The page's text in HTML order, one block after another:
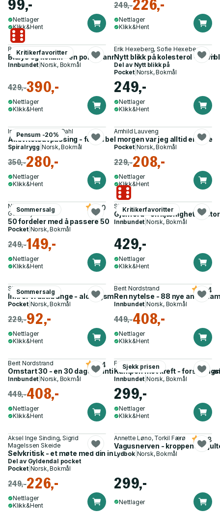
99,-
Nettlager
Klikk&Hent
249,-226,-
Nettlager
Klikk&Hent
Kritikerfavoritter
Ronny Rene Raveen
Blålys og kokain - en politimanns vei inn i rusen – og ut av den
Innbundet |Norsk, Bokmål
429,-390,-
Nettlager
Klikk&Hent
Erik Hexeberg, Sofie Hexeberg
Nytt blikk på kolesterol - er vi
Del av Nytt blikk på
Pocket| Norsk, Bokmål
249,-
Nettlager
Klikk&Hent
Pensum -20%
Ingebjørg Midsem Dahl
Aktivitetsavpassing - for en bedre hverdag med ME
Spiralrygg Norsk, Bokmål
350,-280,-
Nettlager
Klikk&Hent
Arnhild Lauveng
I morgen var jeg alltid en løve
Pocket| Norsk, Bokmål
229,-208,-
Nettlager
Klikk&Hent
Sommersalg
Niels Christian
Geelmuyden
50 fordeler med å passere 50
4.0
Pocket| Norsk, Bokmål
249,-149,-
Nettlager
Klikk&Hent
Kritikerfavoritter
Siri Hustvedt
Gjenferd - en
Innbundet |Norsk, Bokmål
429,-
Nettlager
Klikk&Hent
Sommersalg
Sissel Gran
Inni er vi alltid unge - aldringsmeditasjoner
Pocket| Norsk, Bokmål
229,-92,-
Nettlager
Klikk&Hent
Berit Nordstrand
Ren nytelse - 88 nye
4.4
Innbundet |Norsk, Bokmål
449,-408,-
Nettlager
Klikk&Hent
Berit Nordstrand
Omstart 30 - en 30 dagers anti-inflammatorisk
4.4
Innbundet |Norsk, Bokmål
449,-408,-
Nettlager
Klikk&Hent
Sjekk prisen
Fedon Lindberg
Kampen mot kreft -
Innbundet |Norsk, Bokmål
299,-
Nettlager
Klikk&Hent
Aksel Inge Sinding, Sigrid
Magelssen Skeide
Selvkritisk - et møte med din indre kritiker
Del av Gyldendal pocket
Pocket| Norsk, Bokmål
249,-226,-
Nettlager
Klikk&Hent
Annette Løno, Torkil Færø
Vagusnerven - kroppens
4.8
Lydbok| Norsk, Bokmål
299,-
Nettlager